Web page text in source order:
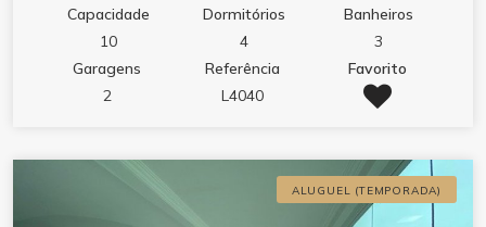
4 camas de casal 3 colchões de solteiro Internet Com
todos os utensílios de cozinha 150 mts do mar
Capacidade
10
Dormitórios
4
Banheiros
3
Garagens
2
Referência
L4040
Favorito
ALUGUEL (TEMPORADA)